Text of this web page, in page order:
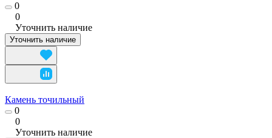
0
0
Уточнить наличие
Уточнить наличие
Камень точильный
0
0
Уточнить наличие